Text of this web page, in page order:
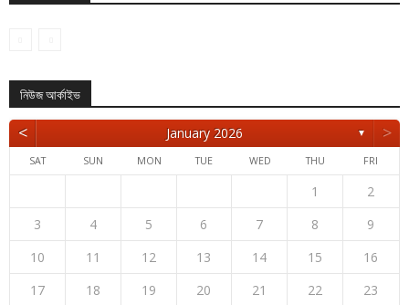
নিউজ আর্কাইভ
< January 2026 ▼ >
SAT SUN MON TUE WED THU FRI
1
2
3
4 5 6 7 8
9
10
11 12 13 14 15
16
17
18 19 20 21 22
23